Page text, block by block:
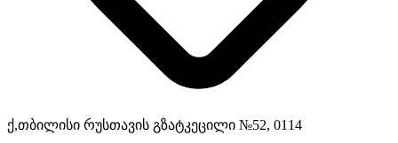
ქ,თბილისი რუსთავის გზატკეცილი №52, 0114